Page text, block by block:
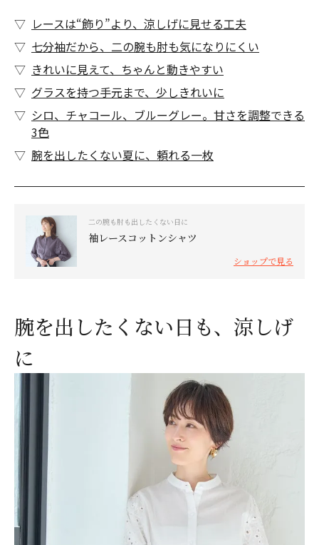
レースは“飾り”より、涼しげに見せる工夫
七分袖だから、二の腕も肘も気になりにくい
きれいに見えて、ちゃんと動きやすい
グラスを持つ手元まで、少しきれいに
シロ、チャコール、ブルーグレー。甘さを調整できる
3色
腕を出したくない夏に、頼れる一枚
二の腕も肘も出したくない日に
袖レースコットンシャツ
ショップで見る
腕を出したくない日も、涼しげ
に